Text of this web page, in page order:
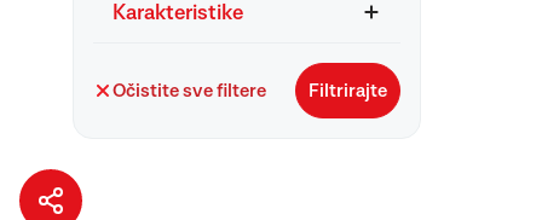
Karakteristike
Očistite sve filtere Filtrirajte